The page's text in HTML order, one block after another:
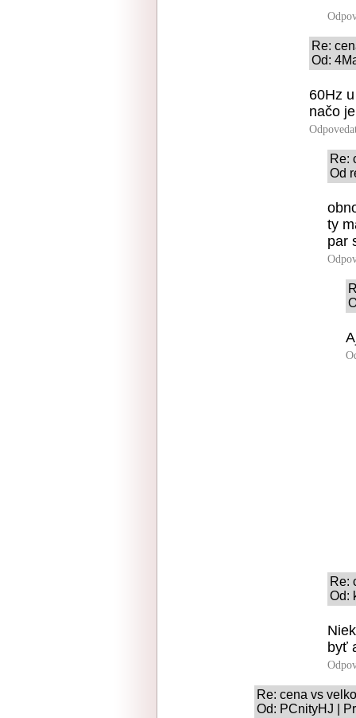
Re:
Od:
60Hz
načo
Re:
Od
ty
par
Re:
Od:
byť
Re: cena vs
Od: PCnityHJ |